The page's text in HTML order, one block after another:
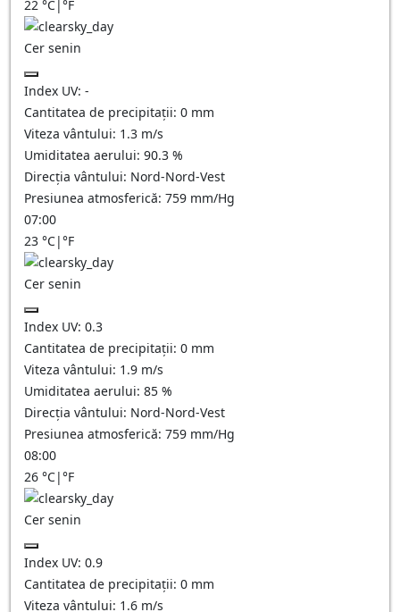
22 °C|°F
Cer senin
Index UV: -
Cantitatea de precipitații: 0 mm
Viteza vântului: 1.3 m/s
Umiditatea aerului: 90.3 %
Direcția vântului: Nord-Nord-Vest
Presiunea atmosferică: 759 mm/Hg
07:00
23 °C|°F
Cer senin
Index UV: 0.3
Cantitatea de precipitații: 0 mm
Viteza vântului: 1.9 m/s
Umiditatea aerului: 85 %
Direcția vântului: Nord-Nord-Vest
Presiunea atmosferică: 759 mm/Hg
08:00
26 °C|°F
Cer senin
Index UV: 0.9
Cantitatea de precipitații: 0 mm
Viteza vântului: 1.6 m/s